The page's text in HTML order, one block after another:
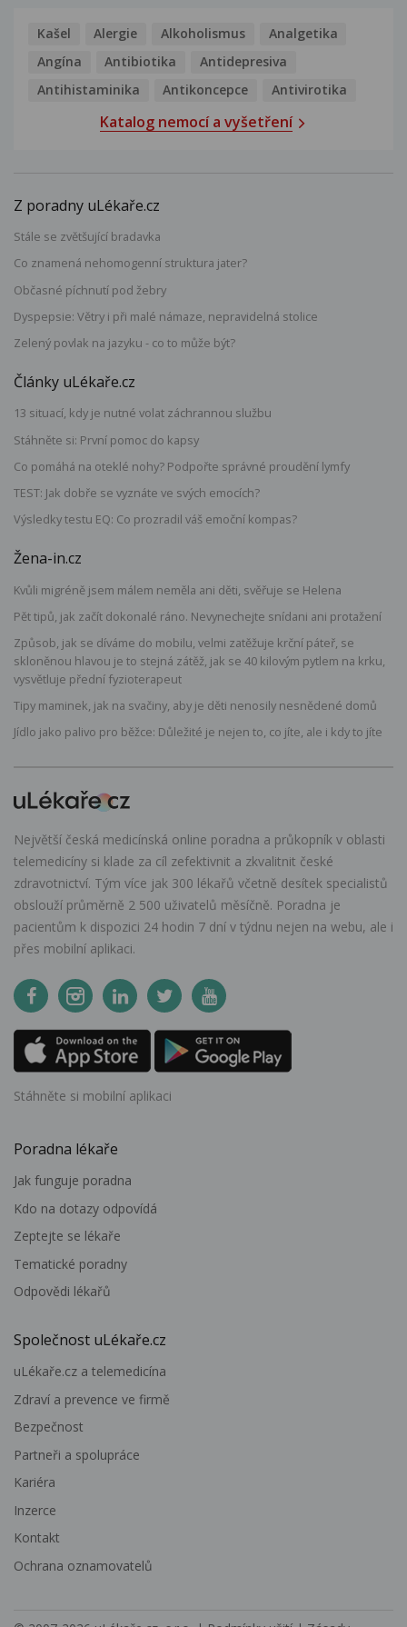
Kašel Alergie Alkoholismus
Analgetika
Angína
Antibiotika
Antidepresiva
Antihistaminika
Antikoncepce Antivirotika
Katalog nemocí a vyšetření
Z poradny uLékaře.cz
Stále se zvětšující bradavka
Co znamená nehomogenní struktura jater?
Občasné píchnutí pod žebry
Dyspepsie: Větry i při malé námaze, nepravidelná stolice
Zelený povlak na jazyku - co to může být?
Články uLékaře.cz
13 situací, kdy je nutné volat záchrannou službu
Stáhněte si: První pomoc do kapsy
Co pomáhá na oteklé nohy? Podpořte správné proudění lymfy
TEST: Jak dobře se vyznáte ve svých emocích?
Výsledky testu EQ: Co prozradil váš emoční kompas?
Žena-in.cz
Kvůli migréně jsem málem neměla ani děti, svěřuje se Helena
Pět tipů, jak začít dokonalé ráno. Nevynechejte snídani ani protažení
Způsob, jak se díváme do mobilu, velmi zatěžuje krční páteř, se
skloněnou hlavou je to stejná zátěž, jak se 40 kilovým pytlem na krku,
vysvětluje přední fyzioterapeut
Tipy maminek, jak na svačiny, aby je děti nenosily nesnědené domů
Jídlo jako palivo pro běžce: Důležité je nejen to, co jíte, ale i kdy to jíte
Největší česká medicínská online poradna a průkopník v oblasti
telemedicíny si klade za cíl zefektivnit a zkvalitnit české
zdravotnictví. Tým více jak 300 lékařů včetně desítek specialistů
obslouží průměrně 2 500 uživatelů měsíčně. Poradna je
pacientům k dispozici 24 hodin 7 dní v týdnu nejen na webu, ale i
přes mobilní aplikaci.
Stáhněte si mobilní aplikaci
Poradna lékaře
Jak funguje poradna
Kdo na dotazy odpovídá
Zeptejte se lékaře
Tematické poradny
Odpovědi lékařů
Společnost uLékaře.cz
uLékaře.cz a telemedicína
Zdraví a prevence ve firmě
Bezpečnost
Partneři a spolupráce
Kariéra
Inzerce
Kontakt
Ochrana oznamovatelů